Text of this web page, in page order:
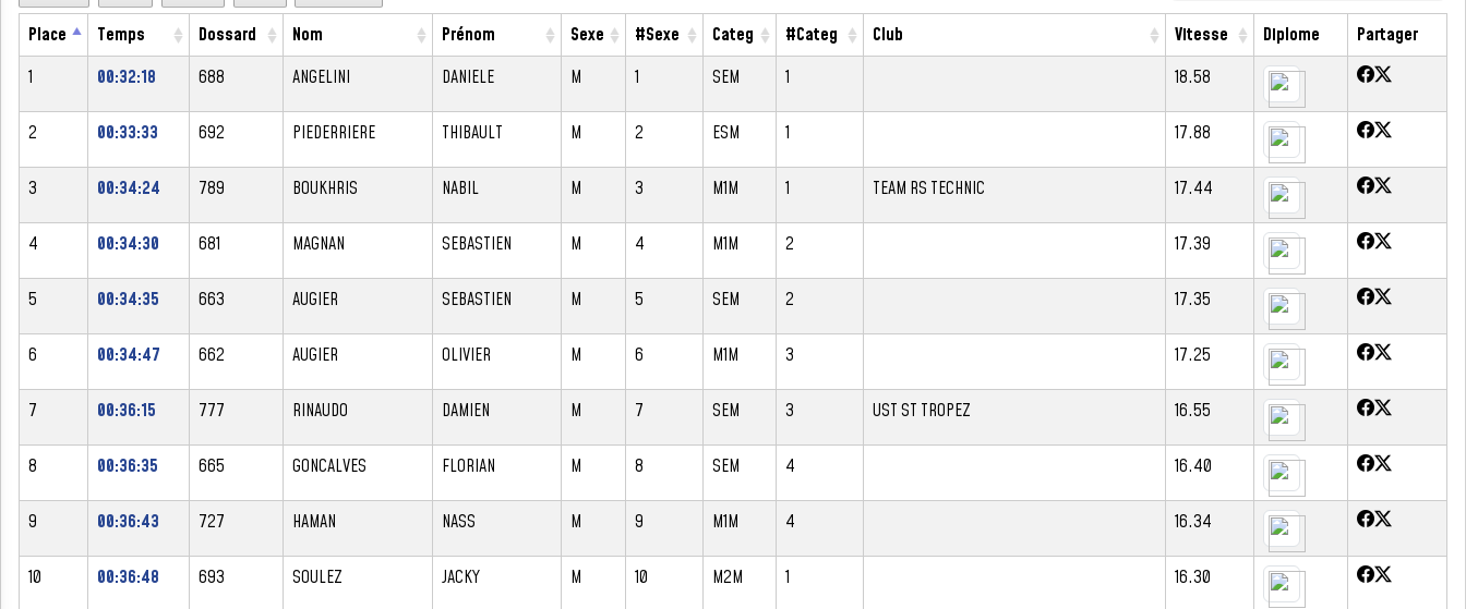
Place Temps Dossard Nom Prénom Sexe #Sexe Categ #Categ Club Vitesse Diplome
Partager
1
00:32:18 688 ANGELINI DANIELE M 1 SEM 1 18.58
2 00:33:33 692 PIEDERRIERE THIBAULT M 2 ESM 1 17.88
3 00:34:24 789 BOUKHRIS NABIL M 3 M1M 1 TEAM RS TECHNIC 17.44
4 00:34:30 681 MAGNAN SEBASTIEN M 4 M1M 2 17.39
5 00:34:35 663 AUGIER SEBASTIEN M 5 SEM 2 17.35
6 00:34:47 662 AUGIER OLIVIER M 6 M1M 3 17.25
7 00:36:15 777 RINAUDO DAMIEN M 7 SEM 3 UST ST TROPEZ 16.55
8 00:36:35 665 GONCALVES FLORIAN M 8 SEM 4 16.40
9 00:36:43 727 HAMAN NASS M 9 M1M 4 16.34
10 00:36:48 693 SOULEZ JACKY M 10 M2M 1 16.30